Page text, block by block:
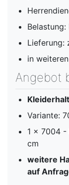
Lieferung:
in
Angebot
Variante:
1 x 7004 -
cm
weitere
auf